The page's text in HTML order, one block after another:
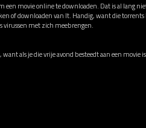
een movie online te downloaden. Dat is al lang
of downloaden van It. Handig, want die
virussen met zich meebrengen.
als je die vrije avond besteedt aan een movie